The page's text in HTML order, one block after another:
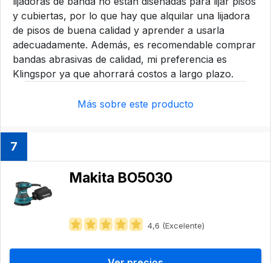
y cubiertas, por lo que hay que alquilar una lijadora
de pisos de buena calidad y aprender a usarla
adecuadamente. Además, es recomendable comprar
bandas abrasivas de calidad, mi preferencia es
Klingspor ya que ahorrará costos a largo plazo.
Más sobre este producto
7
Makita BO5030
4,6 (Excelente)